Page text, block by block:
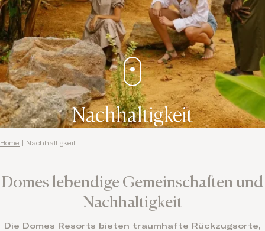
Nachhaltigkeit
Home Nachhaltigkeit
Domes lebendige Gemeinschaften und
Nachhaltigkeit
Die Domes Resorts bieten traumhafte Rückzugsorte,